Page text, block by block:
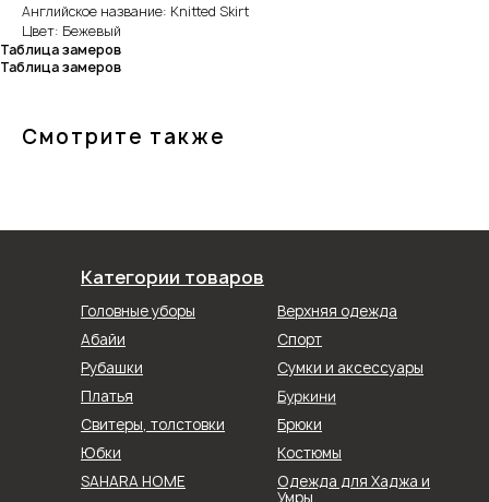
Английское название: Knitted Skirt
Цвет: Бежевый
Таблица замеров
Таблица замеров
Смотрите также
Категории товаров
Головные уборы
Абайи
Рубашки
Спорт
Верхняя одежда
Сумки и аксессуары
Юбки
Брюки
SAHARA HOME
Платья
Свитеры, толстовки
Буркини
Костюмы
Одежда для Хаджа и
Умры